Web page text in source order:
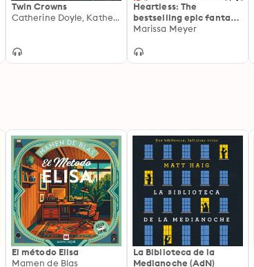
Twin Crowns
Catherine Doyle, Katherine Webber
Heartless: The
bestselling epic fantasy
fairytale retelling
Marissa Meyer
El método Elisa
Mamen de Blas
La Biblioteca de la
Medianoche (AdN)